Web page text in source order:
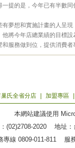
一提的是，今年已有半數
有夢想和實施計畫的人呈
他將今年店總業績的目標
和服務做到位，提供消費
氏全省分店 加盟專區
本網站建議使用
(02)2708-2020 地址
專線 0809-011-811